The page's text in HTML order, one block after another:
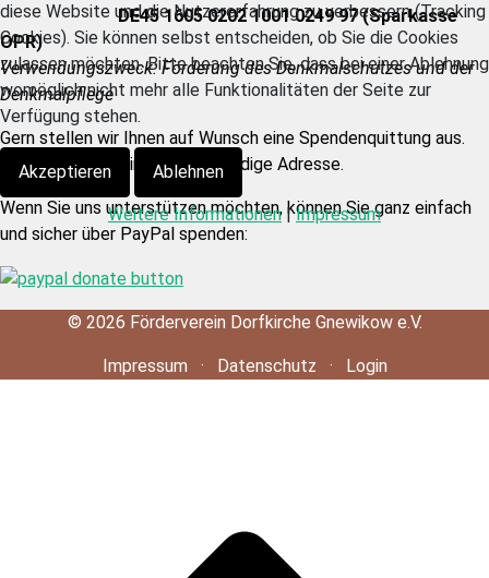
DE45 1605 0202 1001 0249 97 (Sparkasse
OPR)
Verwendungszweck: Förderung des Denkmalschutzes und der
Denkmalpflege
Gern stellen wir Ihnen auf Wunsch eine Spendenquittung aus.
Dazu brauchen wir eine vollständige Adresse.
Wenn Sie uns unterstützen möchten, können Sie ganz einfach
und sicher über PayPal spenden:
© 2026 Förderverein Dorfkirche Gnewikow e.V.
Impressum · Datenschutz · Login
diese Website und die Nutzererfahrung zu verbessern (Tracking
Cookies). Sie können selbst entscheiden, ob Sie die Cookies
zulassen möchten. Bitte beachten Sie, dass bei einer Ablehnung
womöglich nicht mehr alle Funktionalitäten der Seite zur
Verfügung stehen.
Akzeptieren Ablehnen
Weitere Informationen|Impressum